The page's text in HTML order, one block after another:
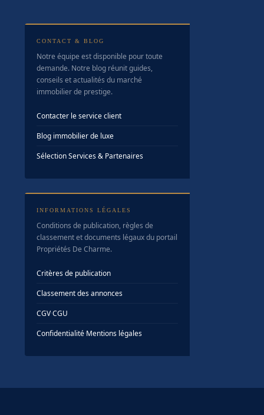
CONTACT & BLOG
Notre équipe est disponible pour toute
demande. Notre blog réunit guides,
conseils et actualités du marché
immobilier de prestige.
Contacter le service client
Blog immobilier de luxe
Sélection Services & Partenaires
INFORMATIONS LÉGALES
Conditions de publication, règles de
classement et documents légaux du portail
Propriétés De Charme.
Critères de publication
Classement des annonces
CGV·CGU
Confidentialité·Mentions légales